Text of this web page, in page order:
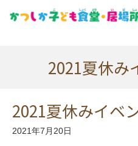
2021夏休み
2021夏休みイベ
2021年7月20日